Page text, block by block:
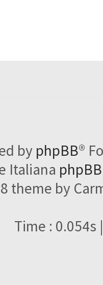
by phpBB®
Italiana
theme by
Time : 0.054s